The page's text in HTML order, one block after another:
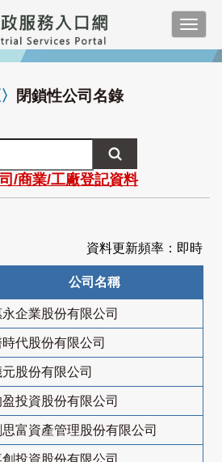
〉 閉鎖性公司名錄
/商業/工廠登記資料
資料更新頻率：即時
公司名稱
企業股份有限公司
代股份有限公司
元股份有限公司
投資股份有限公司
富資產管理股份有限公司
投資股份有限公司